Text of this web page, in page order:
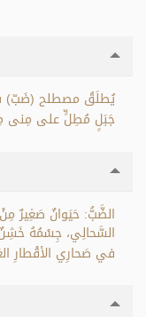
يُطلَقُ مصطلح (ضَبّ)
جَبَلٍ مُطِلٍّ على مِنى
الضَّبُّ: حَيَوانٌ صَغِيرٌ
السَّحالِي، جِسْمُهُ
في صَحارِي الأقْطارِ